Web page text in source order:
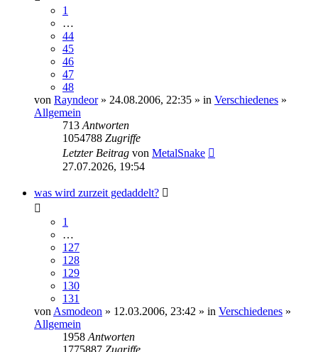
1
…
44
45
46
47
48
von Rayndeor» 24.08.2006, 22:35 » in Verschiedenes »
Allgemein
713 Antworten
1054788 Zugriffe
Letzter Beitrag von MetalSnake
27.07.2026, 19:54
was wird zurzeit gedaddelt?
1
…
127
128
129
130
131
von Asmodeon » 12.03.2006, 23:42 » in Verschiedenes »
Allgemein
1958 Antworten
1775887 Zugriffe